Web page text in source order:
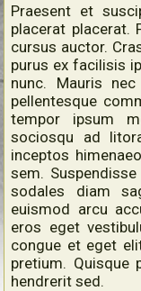
Praesent et
placerat placerat.
cursus auctor.
purus ex facilisis
nunc. Mauris
pellentesque
tempor ipsum
sociosqu ad
inceptos
sem.
sodales diam
euismod arcu
eros eget
congue et eget
pretium. Quisque
hendrerit sed.